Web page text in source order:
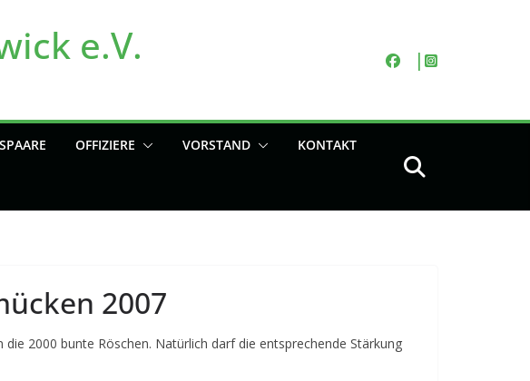
e.V.
OFFIZIERE VORSTAND KONTAKT
2007
2000 bunte Röschen. Natürlich darf die entsprechende Stärkung